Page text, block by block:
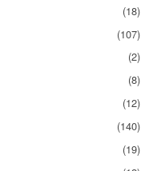
(18)
(107)
(2)
(8)
(12)
(140)
(19)